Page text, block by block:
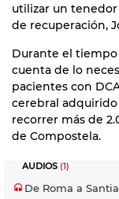
utilizar un tenedor
de recuperación,
Durante el tiempo
cuenta de lo
pacientes con
cerebral adquirido
recorrer más de
de Compostela.
AUDIOS (1)
De Roma a